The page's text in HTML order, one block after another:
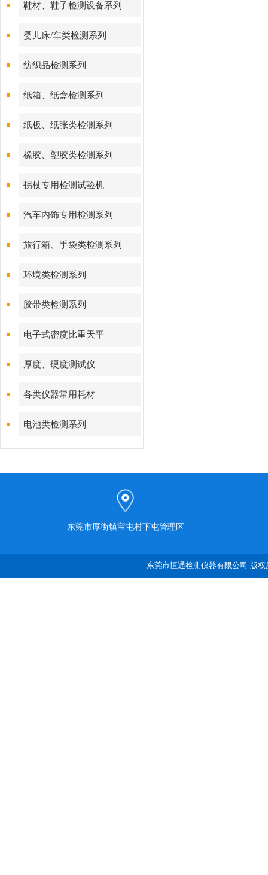
鞋材、鞋子检测设备系列
婴儿床/车类检测系列
纺织品检测系列
纸箱、纸盒检测系列
纸板、纸张类检测系列
橡胶、塑胶类检测系列
拐杖专用检测试验机
汽车内饰专用检测系列
旅行箱、手袋类检测系列
环境类检测系列
胶带类检测系列
电子式密度比重天平
厚度、硬度测试仪
各类仪器常用耗材
电池类检测系列
东莞市厚街镇宝屯村下屯管理区
东莞市恒通检测仪器有限公司 版